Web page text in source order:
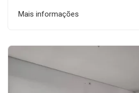
Mais informações